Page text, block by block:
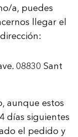
a, puedes
llegar el
08830 Sant
aunque estos
días siguientes
el pedido y